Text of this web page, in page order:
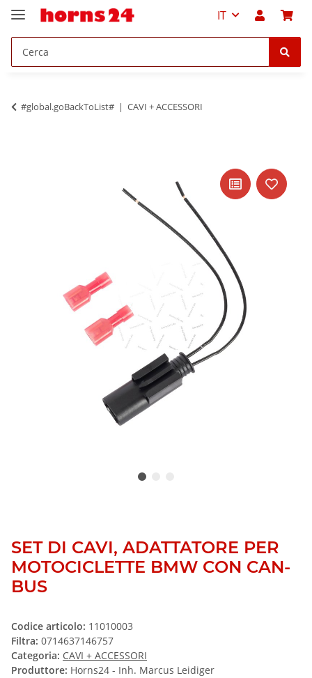
IT
#global.goBackToList# CAVI + ACCESSORI
SET DI CAVI, ADATTATORE PER
MOTOCICLETTE BMW CON CAN-
BUS
Codice articolo: 11010003
Filtra: 0714637146757
Categoria: CAVI + ACCESSORI
Produttore: Horns24 - Inh. Marcus Leidiger